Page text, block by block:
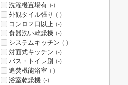
洗濯機置場有 (-)
外観タイル張り (-)
コンロ２口以上 (-)
食器洗い乾燥機 (-)
システムキッチン (-)
対面式キッチン (-)
バス・トイレ別 (-)
追焚機能浴室 (-)
浴室乾燥機 (-)